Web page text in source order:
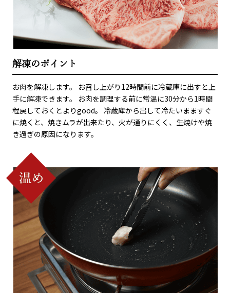
解凍のポイント
お肉を解凍します。 お召し上がり12時間前に冷蔵庫に出すと上
手に解凍できます。 お肉を調理する前に常温に30分から1時間
程戻しておくとよりgood。 冷蔵庫から出して冷たいまますぐ
に焼くと、焼きムラが出来たり、火が通りにくく、生焼けや焼
き過ぎの原因になります。